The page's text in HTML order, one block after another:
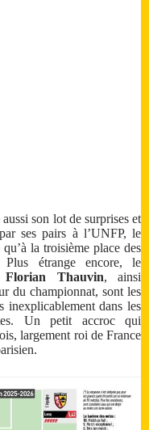
son lot de surprises et
ses pairs à l’UNFP, le
la troisième place des
étrange encore, le
Florian Thauvin, ainsi
du championnat, sont les
inexplicablement dans les
Un petit accroc qui
largement roi de France